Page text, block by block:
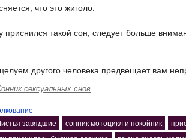
что это жиголо.
такой сон, следует больше
другого человека предвещает вам
сексуальных снов
завядшие сонник мотоцикл и покойник